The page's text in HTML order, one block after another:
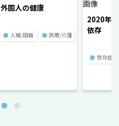
外国人の健康
● 人種/国籍 ● 医療/介護
2020年
依存
● 依存症